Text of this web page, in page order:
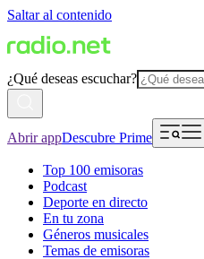
Saltar al contenido
¿Qué deseas escuchar?
Abrir appDescubre Prime
Top 100 emisoras
Podcast
Deporte en directo
En tu zona
Géneros musicales
Temas de emisoras